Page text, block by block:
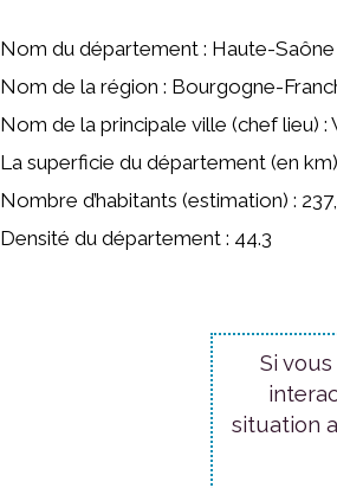
Nom du département : Haute-Saône
Nom de la région : Bourgogne-
Nom de la principale ville (chef lieu) :
La superficie du département (en
Nombre d’habitants (estimation) :
Densité du département : 44.3
Si
situation